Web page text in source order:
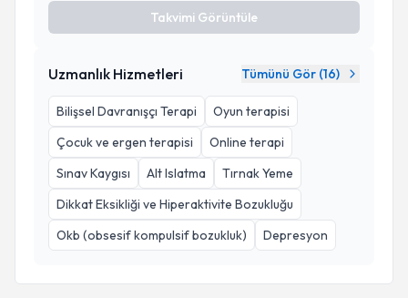
Takvimi Görüntüle
Uzmanlık Hizmetleri Tümünü Gör (16)
Bilişsel Davranışçı Terapi
Oyun terapisi
Çocuk ve ergen terapisi
Online terapi
Sınav Kaygısı
Alt Islatma
Tırnak Yeme
Dikkat Eksikliği ve Hiperaktivite Bozukluğu
Okb (obsesif kompulsif bozukluk)
Depresyon